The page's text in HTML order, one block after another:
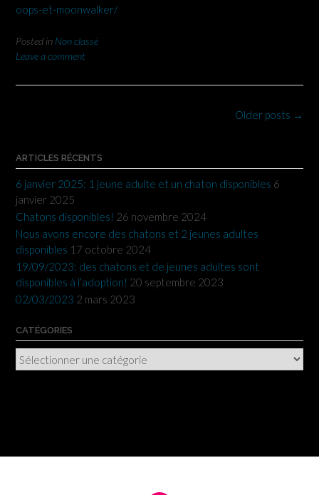
oops-et-moonwalker/
Posted in Non classé
Leave a comment
Older posts →
ARTICLES RÉCENTS
6 janvier 2025: 1 jeune adulte et un chaton disponibles 6
janvier 2025
Chatons disponibles! 26 novembre 2024
Nous avons encore des chatons et 2 jeunes adultes
disponibles 17 octobre 2024
19/09/2023: des chatons et de jeunes adultes sont
disponibles à l’adoption! 20 septembre 2023
02/03/2023 2 mars 2023
CATÉGORIES
Catégories